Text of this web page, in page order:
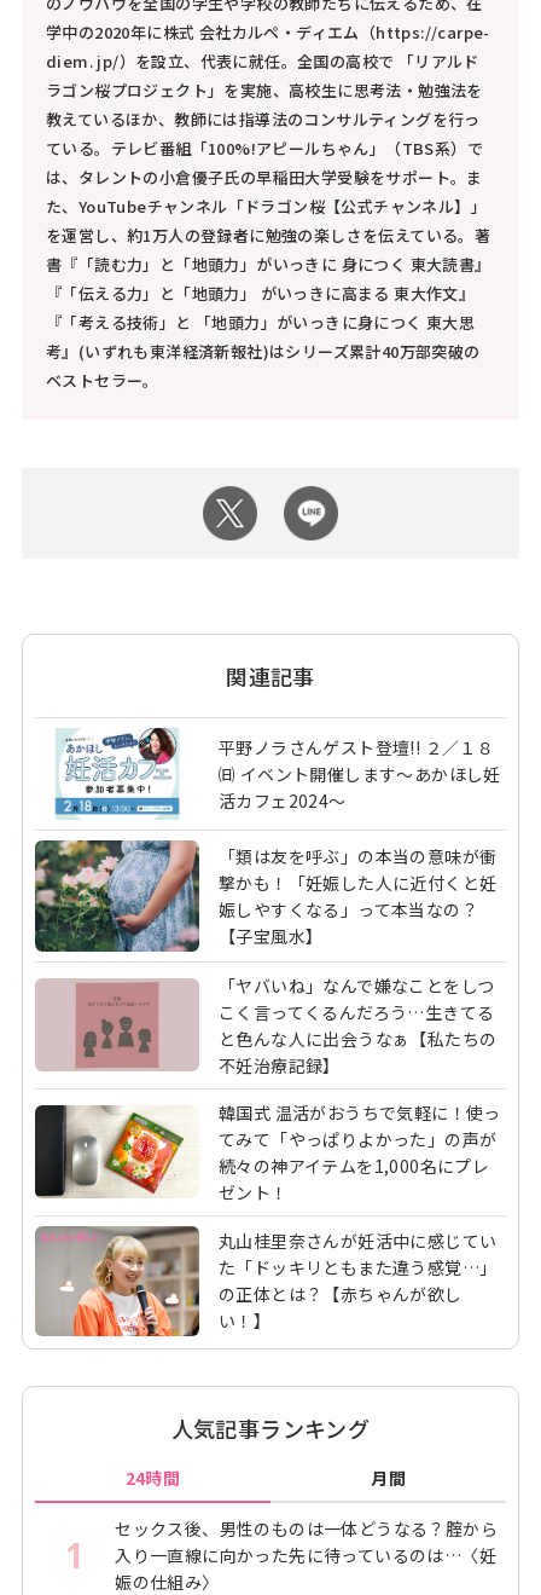
学中の2020年に株式 会社カルペ・ディエム（https://carpe-
diem. jp/）を設立、代表に就任。全国の高校で 「リアルド
ラゴン桜プロジェクト」を実施、高校生に思考法・勉強法を
教えているほか、教師には指導法のコンサルティングを行っ
ている。テレビ番組「100%!アピールちゃん」（TBS系）で
は、タレントの小倉優子氏の早稲田大学受験をサポート。ま
た、YouTubeチャンネル「ドラゴン桜【公式チャンネル】」
を運営し、約1万人の登録者に勉強の楽しさを伝えている。著
書『「読む力」と「地頭力」がいっきに 身につく 東大読書』
『「伝える力」と「地頭力」 がいっきに高まる 東大作文』
『「考える技術」と 「地頭力」がいっきに身につく 東大思
考』(いずれも東洋経済新報社)はシリーズ累計40万部突破の
ベストセラー。
関連記事
平野ノラさんゲスト登壇!! ２／１８
㈰ イベント開催します〜あかほし妊
活カフェ2024〜
「類は友を呼ぶ」の本当の意味が衝
撃かも！「妊娠した人に近付くと妊
娠しやすくなる」って本当なの？
【子宝風水】
「ヤバいね」なんで嫌なことをしつ
こく言ってくるんだろう…生きてる
と色んな人に出会うなぁ【私たちの
不妊治療記録】
韓国式 温活がおうちで気軽に！使っ
てみて「やっぱりよかった」の声が
続々の神アイテムを1,000名にプレ
ゼント！
丸山桂里奈さんが妊活中に感じてい
た「ドッキリともまた違う感覚…」
の正体とは？【赤ちゃんが欲し
い！】
人気記事ランキング
24時間 月間
1
セックス後、男性のものは一体どうなる？腟から
入り一直線に向かった先に待っているのは…〈妊
娠の仕組み〉